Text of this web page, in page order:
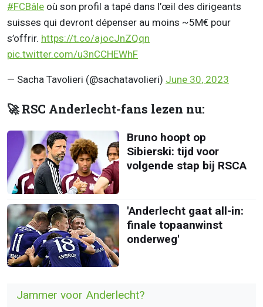
#FCBâle où son profil a tapé dans l’œil des dirigeants
suisses qui devront dépenser au moins ~5M€ pour
s’offrir. https://t.co/ajocJnZQqn
pic.twitter.com/u3nCCHEWhF
— Sacha Tavolieri (@sachatavolieri) June 30, 2023
🚀 RSC Anderlecht-fans lezen nu:
Bruno hoopt op
Sibierski: tijd voor
volgende stap bij RSCA
'Anderlecht gaat all-in:
finale topaanwinst
onderweg'
Jammer voor Anderlecht?